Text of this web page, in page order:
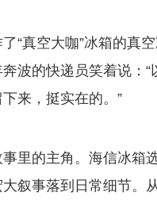
“真空大咖”冰箱的真
波的快递员笑着说：
来，挺实在的。”
里的主角。海信冰箱
叙事落到日常细节。